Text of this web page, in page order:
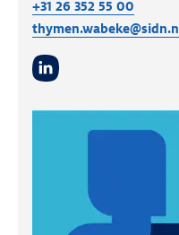
+31 26 352 55 00
thymen.wabeke@sidn.nl